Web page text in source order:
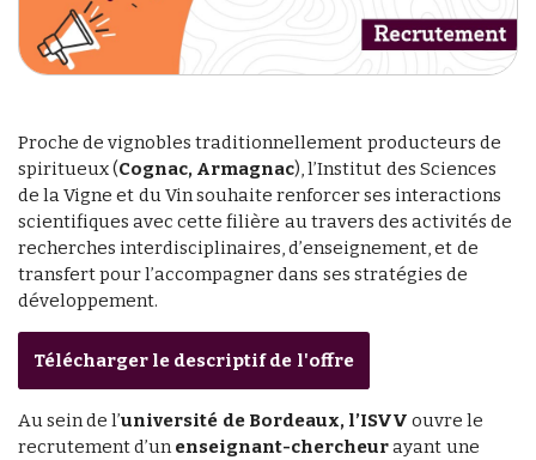
Proche de vignobles traditionnellement producteurs de
spiritueux (Cognac, Armagnac), l’Institut des Sciences
de la Vigne et du Vin souhaite renforcer ses interactions
scientifiques avec cette filière au travers des activités de
recherches interdisciplinaires, d’enseignement, et de
transfert pour l’accompagner dans ses stratégies de
développement.
Télécharger le descriptif de l'offre
Au sein de l’université de Bordeaux, l’ISVV ouvre le
recrutement d’unenseignant-chercheurayant une